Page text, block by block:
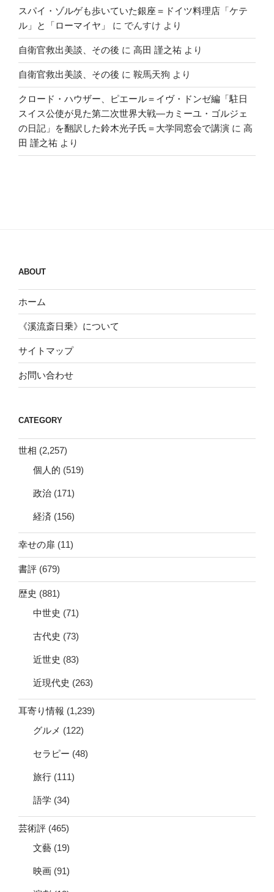
スパイ・ゾルゲも歩いていた銀座＝ドイツ料理店「ケテ
ル」と「ローマイヤ」
に でんすけ より
自衛官救出美談、その後 に 高田 謹之祐 より
自衛官救出美談、その後 に 鞍馬天狗 より
クロード・ハウザー、ピエール＝イヴ・ドンゼ編「駐日
スイス公使が見た第二次世界大戦―カミーユ・ゴルジェ
の日記」を翻訳した鈴木光子氏＝大学同窓会で講演 に 高
田 謹之祐 より
ABOUT
ホーム
《溪流斎日乗》について
サイトマップ
お問い合わせ
CATEGORY
世相 (2,257)
個人的 (519)
政治 (171)
経済 (156)
幸せの扉 (11)
書評 (679)
歴史 (881)
中世史 (71)
古代史 (73)
近世史 (83)
近現代史 (263)
耳寄り情報 (1,239)
グルメ (122)
セラピー (48)
旅行 (111)
語学 (34)
芸術評 (465)
文藝 (19)
映画 (91)